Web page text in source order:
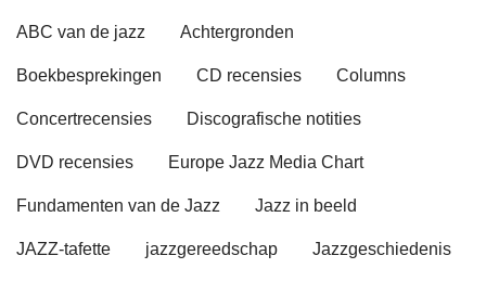
ABC van de jazz Achtergronden
Boekbesprekingen CD recensies Columns
Concertrecensies Discografische notities
DVD recensies Europe Jazz Media Chart
Fundamenten van de Jazz Jazz in beeld
JAZZ-tafette jazzgereedschap Jazzgeschiedenis